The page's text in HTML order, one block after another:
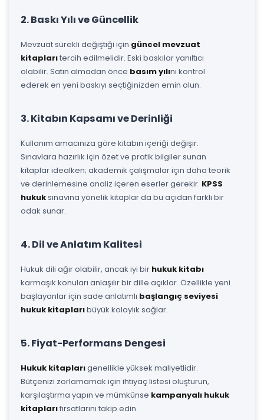
2. Baskı Yılı ve Güncellik
Mevzuat sürekli değiştiği için güncel mevzuat
kitaplarıtercih edilmelidir. Eski baskılar yanıltıcı
olabilir. Satın almadan önce basım yılını kontrol
ederek en yeni baskıyı seçtiğinizden emin olun.
3. Kitabın Kapsamı ve Derinliği
Kullanım amacınıza göre kitabın içeriği değişir.
Sınavlara hazırlık için özet ve pratik bilgiler sunan
kitaplar idealken; akademik çalışmalar için daha teorik
ve derinlemesine analiz içeren eserler gerekir. KPSS
hukuksınavına yönelik kitaplar da bu açıdan farklı bir
odak sunar.
4. Dil ve Anlatım Kalitesi
Hukuk dili ağır olabilir, ancak iyi bir hukuk kitabı
karmaşık konuları anlaşılır bir dille açıklar. Özellikle yeni
başlayanlar için sade anlatımlı başlangıç seviyesi
hukuk kitaplarıbüyük kolaylık sağlar.
5. Fiyat-Performans Dengesi
Hukuk kitaplarıgenellikle yüksek maliyetlidir.
Bütçenizi zorlamamak için ihtiyaç listesi oluşturun,
karşılaştırma yapın ve mümkünse kampanyalı hukuk
kitaplarıfırsatlarını takip edin.